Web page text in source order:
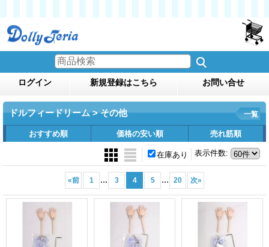
ログイン 新規登録はこちら お問い合せ
ドルフィードリーム > その他 一覧
おすすめ順 価格の安い順 売れ筋順
表示件数:
在庫あり
«前 1 ... 3 4 5 ... 20 次»